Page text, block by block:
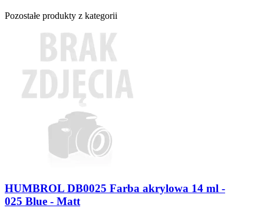
Pozostałe produkty z kategorii
HUMBROL DB0025 Farba akrylowa 14 ml -
025 Blue - Matt